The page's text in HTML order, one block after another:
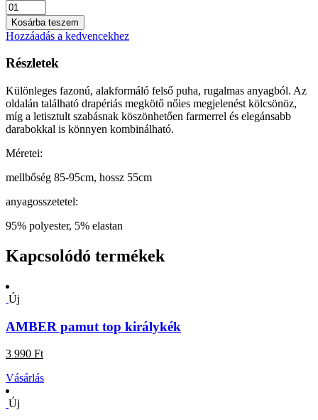
Kosárba teszem
Hozzáadás a kedvencekhez
Részletek
Különleges fazonú, alakformáló felső puha, rugalmas anyagból. Az
oldalán található drapériás megkötő nőies megjelenést kölcsönöz,
míg a letisztult szabásnak köszönhetően farmerrel és elegánsabb
darabokkal is könnyen kombinálható.
Méretei:
mellbőség 85-95cm, hossz 55cm
anyagosszetetel:
95% polyester, 5% elastan
Kapcsolódó termékek
Új
AMBER pamut top királykék
3 990 Ft
Vásárlás
Új